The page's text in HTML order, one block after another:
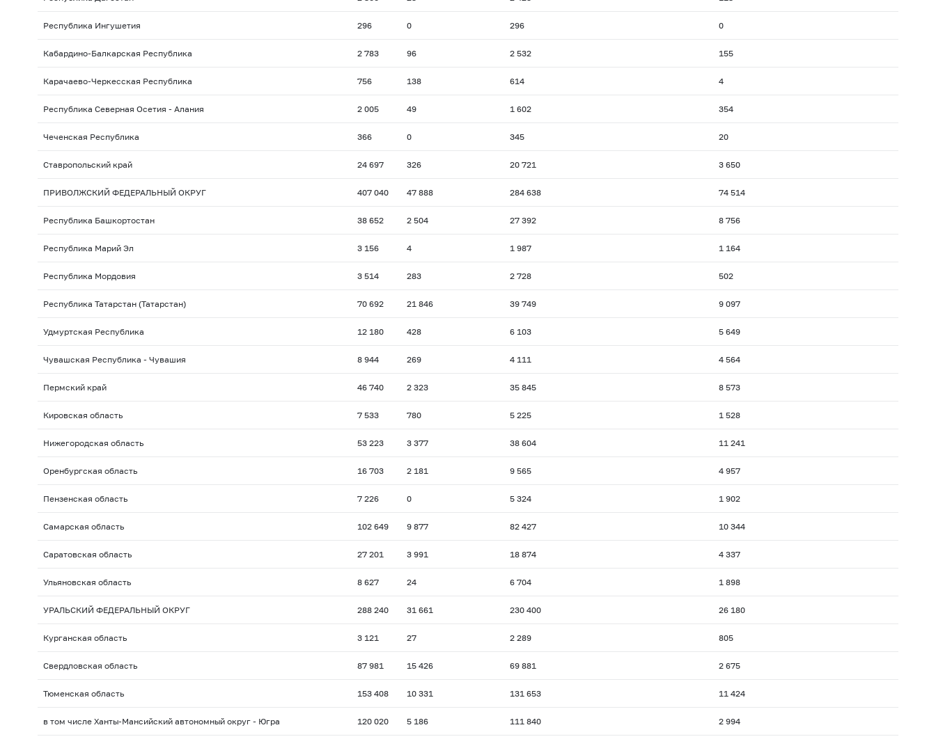
Республика Ингушетия 296 0 296 0
Кабардино-Балкарская Республика 2 783 96 2 532 155
Карачаево-Черкесская Республика 756 138 614 4
Республика Северная Осетия - Алания 2 005 49 1 602 354
Чеченская Республика 366 0 345 20
Ставропольский край 24 697 326 20 721 3 650
ПРИВОЛЖСКИЙ ФЕДЕРАЛЬНЫЙ ОКРУГ 407 040 47 888 284 638 74 514
Республика Башкортостан 38 652 2 504 27 392 8 756
Республика Марий Эл 3 156 4 1 987 1 164
Республика Мордовия 3 514 283 2 728 502
Республика Татарстан (Татарстан) 70 692 21 846 39 749 9 097
Удмуртская Республика 12 180 428 6 103 5 649
Чувашская Республика - Чувашия 8 944 269 4 111 4 564
Пермский край 46 740 2 323 35 845 8 573
Кировская область 7 533 780 5 225 1 528
Нижегородская область 53 223 3 377 38 604 11 241
Оренбургская область 16 703 2 181 9 565 4 957
Пензенская область 7 226 0 5 324 1 902
Самарская область 102 649 9 877 82 427 10 344
Саратовская область 27 201 3 991 18 874 4 337
Ульяновская область 8 627 24 6 704 1 898
УРАЛЬСКИЙ ФЕДЕРАЛЬНЫЙ ОКРУГ 288 240 31 661 230 400 26 180
Курганская область 3 121 27 2 289 805
Свердловская область 87 981 15 426 69 881 2 675
Тюменская область 153 408 10 331 131 653 11 424
в том числе Ханты-Мансийский автономный округ - Югра 120 020 5 186 111 840 2 994